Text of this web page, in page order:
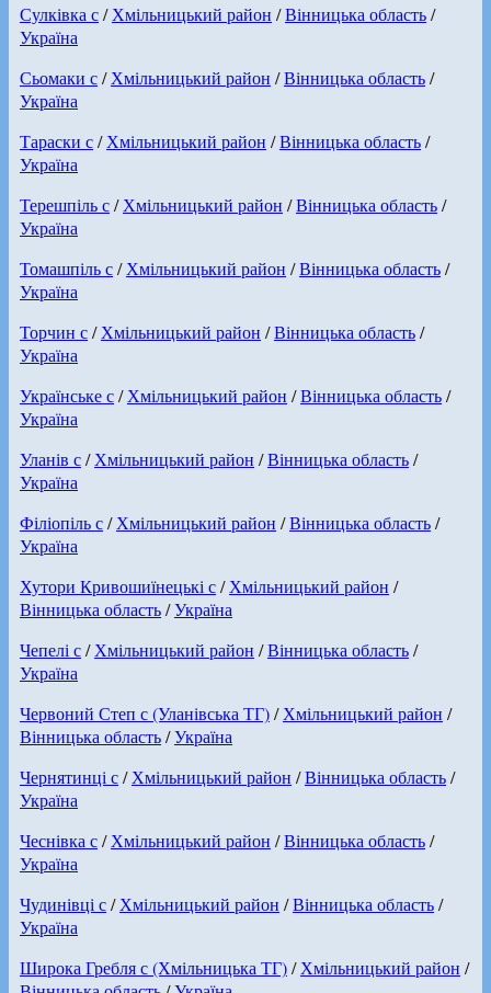
Сулківка с/Хмільницький район /Вінницька область/
Україна
Сьомаки с/Хмільницький район /Вінницька область/
Україна
Тараски с/Хмільницький район /Вінницька область/
Україна
Терешпіль с/Хмільницький район /Вінницька область/
Україна
Томашпіль с/Хмільницький район /Вінницька область/
Україна
Торчин с/Хмільницький район /Вінницька область/
Україна
Українське с/Хмільницький район /Вінницька область/
Україна
Уланів с/Хмільницький район /Вінницька область/
Україна
Філіопіль с/Хмільницький район /Вінницька область/
Україна
Хутори Кривошиїнецькі с/Хмільницький район /
Вінницька область/Україна
Чепелі с/Хмільницький район /Вінницька область/
Україна
Червоний Степ с (Уланівська ТГ)/Хмільницький район /
Вінницька область/Україна
Чернятинці с/Хмільницький район /Вінницька область/
Україна
Чеснівка с/Хмільницький район /Вінницька область/
Україна
Чудинівці с/Хмільницький район /Вінницька область/
Україна
Широка Гребля с (Хмільницька ТГ)/Хмільницький район /